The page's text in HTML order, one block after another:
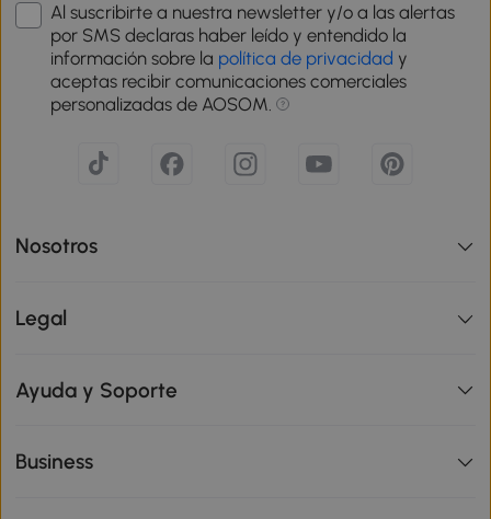
Al suscribirte a nuestra newsletter y/o a las alertas
por SMS declaras haber leído y entendido la
información sobre la política de privacidad y
aceptas recibir comunicaciones comerciales
personalizadas de AOSOM.
Nosotros
Legal
Ayuda y Soporte
Business